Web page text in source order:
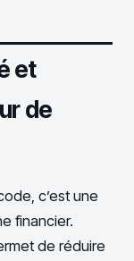
et
de
c’est une
financier.
de réduire